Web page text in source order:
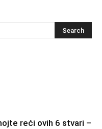
reći ovih 6 stvari –